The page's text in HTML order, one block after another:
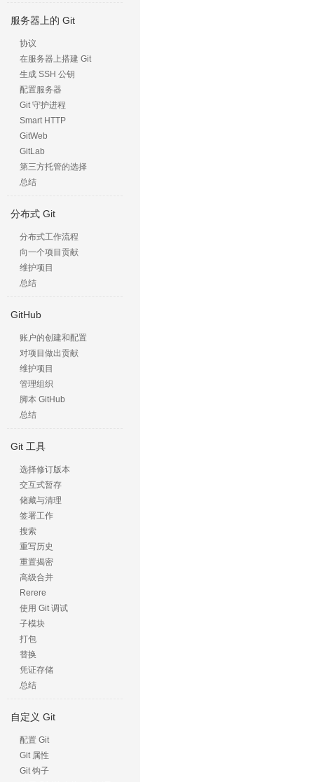
服务器上的 Git
协议
在服务器上搭建 Git
生成 SSH 公钥
配置服务器
Git 守护进程
Smart HTTP
GitWeb
GitLab
第三方托管的选择
总结
分布式 Git
分布式工作流程
向一个项目贡献
维护项目
总结
GitHub
账户的创建和配置
对项目做出贡献
维护项目
管理组织
脚本 GitHub
总结
Git 工具
选择修订版本
交互式暂存
储藏与清理
签署工作
搜索
重写历史
重置揭密
高级合并
Rerere
使用 Git 调试
子模块
打包
替换
凭证存储
总结
自定义 Git
配置 Git
Git 属性
Git 钩子